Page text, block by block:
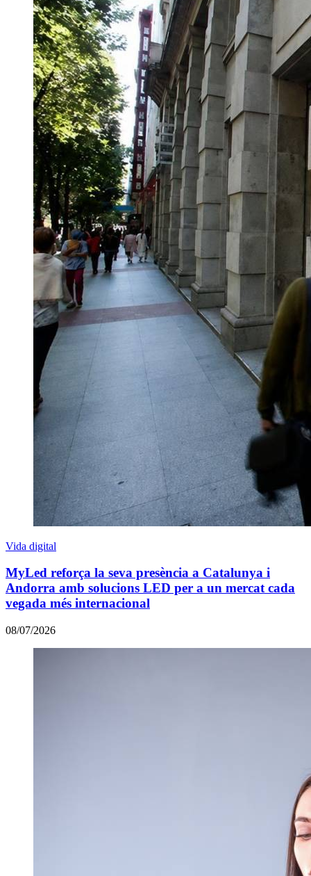
Vida digital
MyLed reforça la seva presència a Catalunya i
Andorra amb solucions LED per a un mercat cada
vegada més internacional
08/07/2026